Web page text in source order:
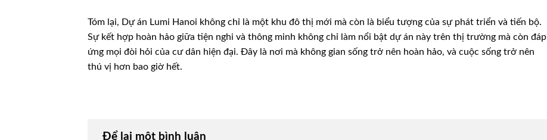
Tóm lại, Dự án Lumi Hanoi không chỉ là một khu đô thị mới mà còn là biểu tượng của sự phát triển và tiến bộ.
Sự kết hợp hoàn hảo giữa tiện nghi và thông minh không chỉ làm nổi bật dự án này trên thị trường mà còn đáp
ứng mọi đòi hỏi của cư dân hiện đại. Đây là nơi mà không gian sống trở nên hoàn hảo, và cuộc sống trở nên
thú vị hơn bao giờ hết.
Để lại một bình luận